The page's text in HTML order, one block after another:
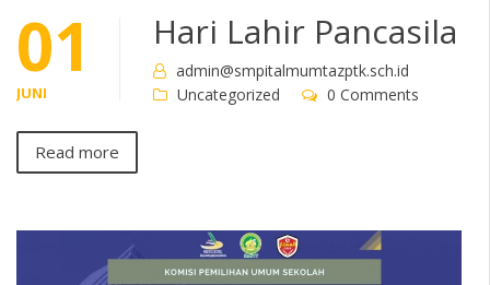
01
JUNI
Hari Lahir Pancasila
admin@smpitalmumtazptk.sch.id
Uncategorized
0 Comments
Read more